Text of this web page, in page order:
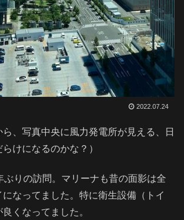
2022.07.24
ら、写真中央に風力発電所が見える、日
けになるのかな？）
ぶりの訪問。マリーナも昔の面影は全
になってました。特に衛生設備（トイ
くなってました。